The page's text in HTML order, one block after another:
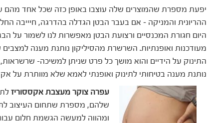
יפעת מספרת שהמוצרים שלה עוצבו באופן כזה שכל אחד מהם
ההריונית והמניקה – אם בעבר הבטן הגדלה בהדרגה, חיייבה
היום חגורת המכנסיים ורצועת הבטן מאפשרות לנו לשמור על
מעודכנות ואופנתיות. השרשרת מהסיליקון נותנת מענה
התינוק על הידיים והוא מושך כל פרט שניתן למשיכה-
נותנת מענה בטיחותי לתינוק ואופנתי לאמא שלא מוותרת על
עפרה צוקר מעצבת אקססוריז
שלהם, מספרת שתחום העיצוב
ומהווה למעשה הגשמת חלום